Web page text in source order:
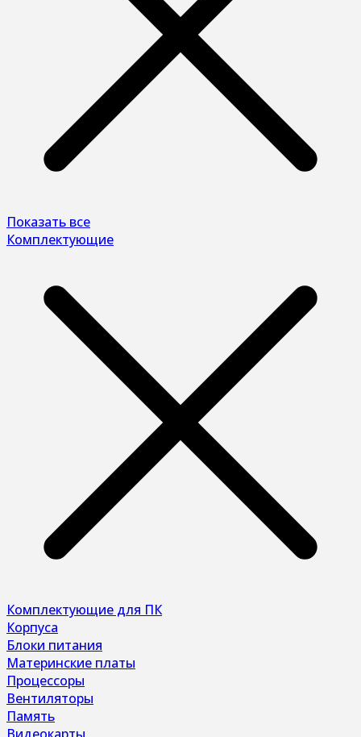
Показать все
Комплектующие
Комплектующие для ПК
Корпуса
Блоки питания
Материнские платы
Процессоры
Вентиляторы
Память